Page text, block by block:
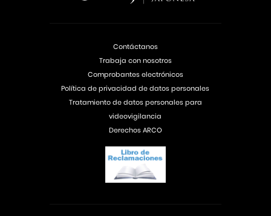
Contáctanos
Trabaja con nosotros
Comprobantes electrónicos
Política de privacidad de datos personales
Tratamiento de datos personales para
videovigilancia
Derechos ARCO